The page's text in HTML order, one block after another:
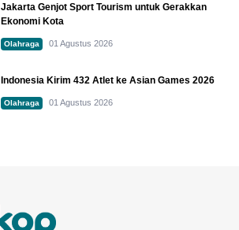
Jakarta Genjot Sport Tourism untuk Gerakkan
Ekonomi Kota
Olahraga 01 Agustus 2026
Indonesia Kirim 432 Atlet ke Asian Games 2026
Olahraga 01 Agustus 2026